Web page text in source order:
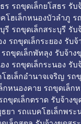
รถขุดเล็กยโสธร รั
ฮเล็กหนองบัวลำภู
รถขุดเล็กสระบุรี รั
รถขุดเล็กระยอง รับ
ถขุดเล็กพัทลุง รับจ้า
รถขุดเล็กระนอง รั
เล็กอำนาจเจริญ ร
หนองคาย รถขุดเล็
ขุดเล็กตราด รับจ้าง
า รถแบคโฮเล็กพร